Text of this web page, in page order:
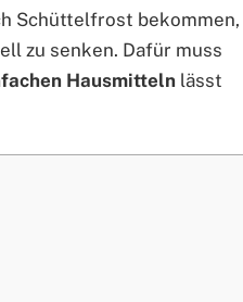
Schüttelfrost bekommen,
zu senken. Dafür muss
Hausmitteln lässt